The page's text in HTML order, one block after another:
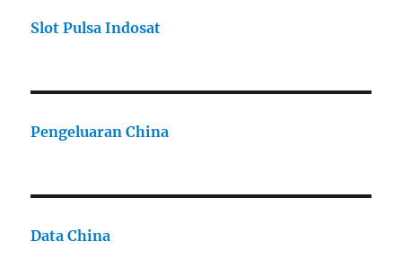
Slot Pulsa Indosat
Pengeluaran China
Data China